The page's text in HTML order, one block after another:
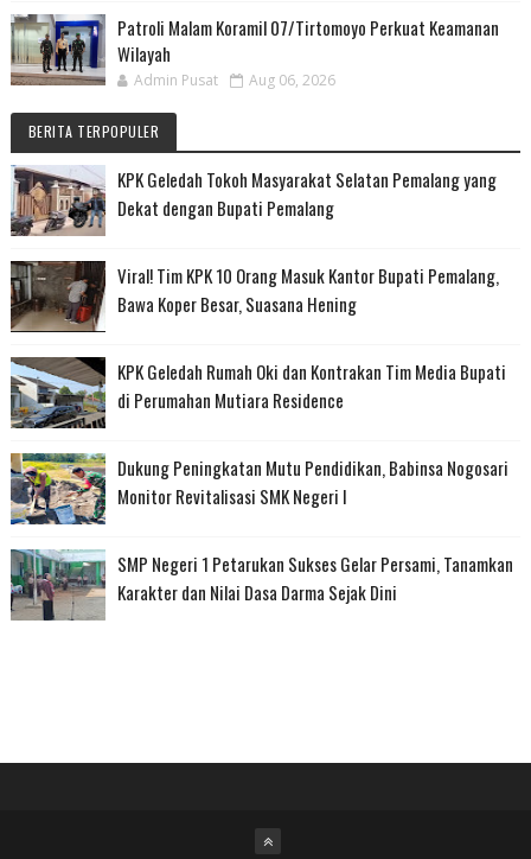
Patroli Malam Koramil 07/Tirtomoyo Perkuat Keamanan
Wilayah
Admin Pusat Aug 06, 2026
BERITA TERPOPULER
KPK Geledah Tokoh Masyarakat Selatan Pemalang yang
Dekat dengan Bupati Pemalang
Viral! Tim KPK 10 Orang Masuk Kantor Bupati Pemalang,
Bawa Koper Besar, Suasana Hening
KPK Geledah Rumah Oki dan Kontrakan Tim Media Bupati
di Perumahan Mutiara Residence
Dukung Peningkatan Mutu Pendidikan, Babinsa Nogosari
Monitor Revitalisasi SMK Negeri I
SMP Negeri 1 Petarukan Sukses Gelar Persami, Tanamkan
Karakter dan Nilai Dasa Darma Sejak Dini